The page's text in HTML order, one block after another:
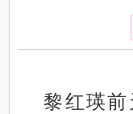
黎红瑛